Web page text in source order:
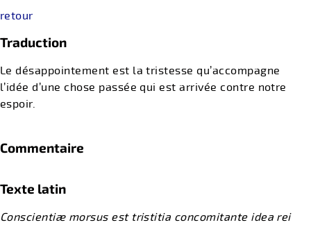
retour
Traduction
Le désappointement est la tristesse qu’accompagne
l’idée d’une chose passée qui est arrivée contre notre
espoir.
Commentaire
Texte latin
Conscientiæ morsus est tristitia concomitante idea rei